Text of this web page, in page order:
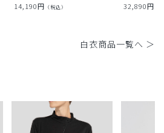
14,190円 （税込） 32,890円
白衣商品一覧へ ＞